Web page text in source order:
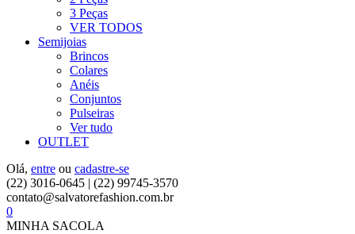
3 Peças
VER TODOS
Semijoias
Brincos
Colares
Anéis
Conjuntos
Pulseiras
Ver tudo
OUTLET
Olá, entre ou cadastre-se
(22) 3016-0645 | (22) 99745-3570
contato@salvatorefashion.com.br
0
MINHA SACOLA